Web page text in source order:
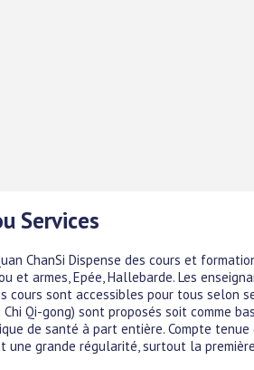
Services
ChanSi Dispense des cours et
et armes, Epée, Hallebarde. Les
cours sont accessibles pour tous selon
Chi Qi-gong) sont proposés soit comme
de santé à part entière. Compte
une grande régularité, surtout la